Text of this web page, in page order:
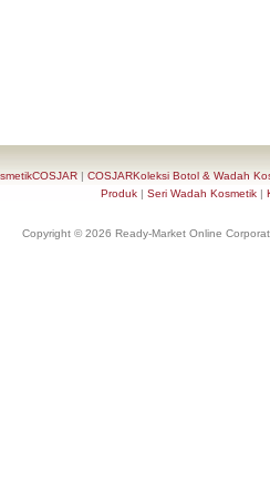
| COSJARKoleksi Botol & Wadah
Produk | Seri Wadah Kosmetik |
Copyright © 2026 Ready-Market Online